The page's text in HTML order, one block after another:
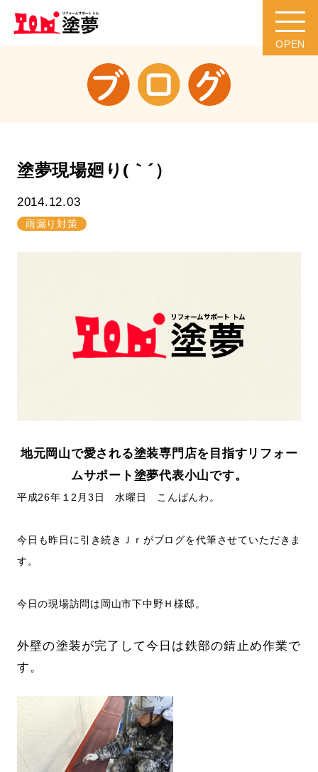
塗夢現場廻り(｀´）
2014.12.03
雨漏り対策
地元岡山で愛される塗装専門店を目指すリフォー
ムサポート塗夢代表小山です。
平成26年１2月3日 水曜日 こんばんわ。
今日も昨日に引き続きＪｒがブログを代筆させていただきま
す。
今日の現場訪問は岡山市下中野Ｈ様邸。
外壁の塗装が完了して今日は鉄部の錆止め作業で
す。